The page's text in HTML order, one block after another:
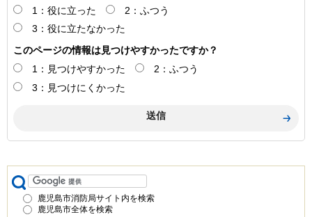
1：役に立った
2：ふつう
3：役に立たなかった
このページの情報は見つけやすかったですか？
1：見つけやすかった
2：ふつう
3：見つけにくかった
鹿児島市消防局サイト内を検索
鹿児島市全体を検索